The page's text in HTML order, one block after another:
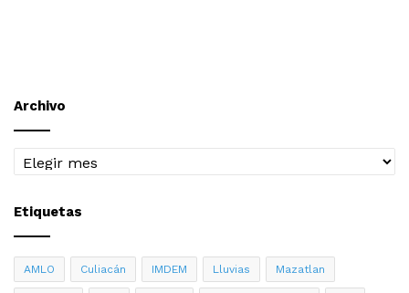
Archivo
Archivo
Etiquetas
AMLO Culiacán IMDEM Lluvias Mazatlan